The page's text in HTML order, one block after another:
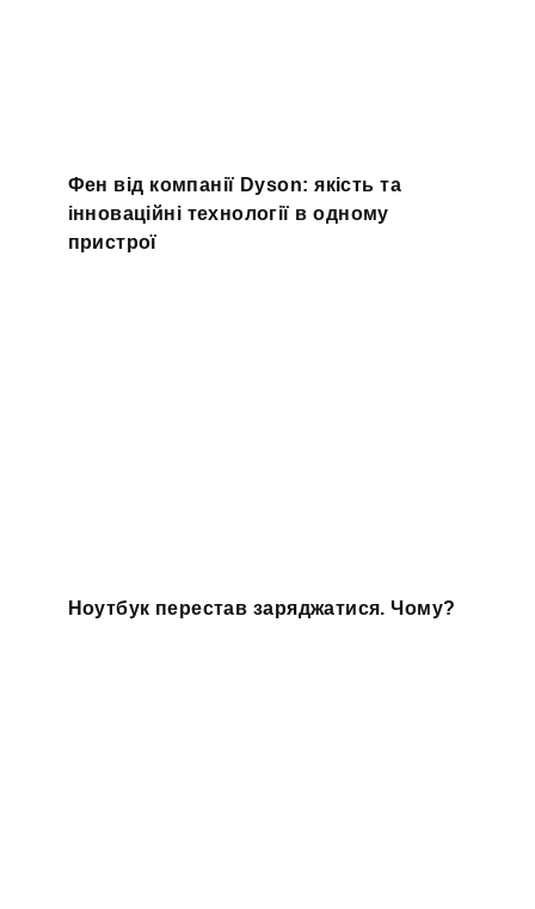
Фен від компанії Dyson: якість та
інноваційні технології в одному
пристрої
Ноутбук перестав заряджатися. Чому?